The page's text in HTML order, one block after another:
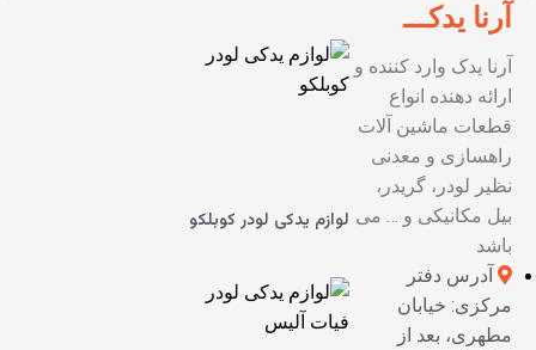
آرنا یدکـــ
آرنا یدک وارد کننده و
ارائه دهنده انواع
قطعات ماشین آلات
راهسازی و معدنی
نظیر لودر، گریدر،
بیل مکانیکی و … می
باشد
آدرس دفتر
مرکزی: خیابان
مطهری، بعد از
لوازم یدکی لودر کوبلکو